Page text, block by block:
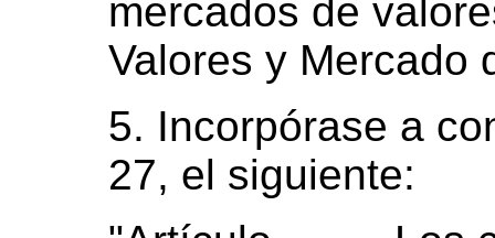
mercados de
Valores y Mercado
5. Incorpórase a
27, el siguiente: